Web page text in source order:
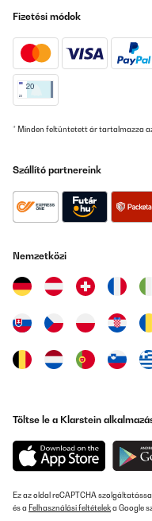
Fizetési módok
* Minden feltüntetett ár tartalmazza
Szállító partnereink
Nemzetközi
Töltse le a Klarstein
Ez az oldal reCAPTCHA
és a Felhasználási feltételeka Google